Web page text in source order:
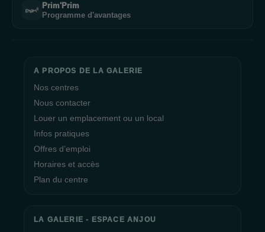
Prim'Prim
Programme d'avantages
A PROPOS DE LA GALERIE
Nos centres
Nous contacter
Louer un emplacement ou un local
Infos pratiques
Offres d’emploi
Horaires et accès
Plan du centre
LA GALERIE - ESPACE ANJOU